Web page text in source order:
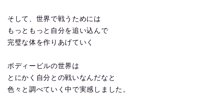
そして、世界で戦うためには
もっともっと自分を追い込んで
完璧な体を作りあげていく
ボディービルの世界は
とにかく自分との戦いなんだなと
色々と調べていく中で実感しました。